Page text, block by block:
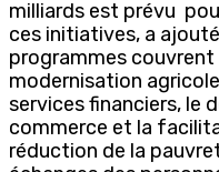
milliards est prévu
ces initiatives, a
programmes couvrent
modernisation
services financiers, le
commerce et la
réduction de la